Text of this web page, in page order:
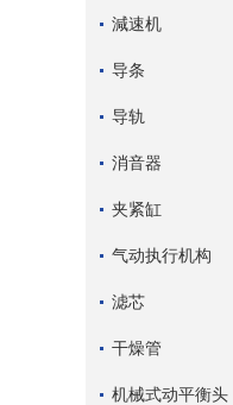
減速机
导条
导轨
消音器
夹紧缸
气动执行机构
滤芯
干燥管
机械式动平衡头